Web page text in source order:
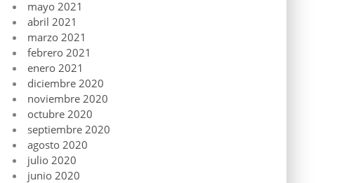
mayo 2021
abril 2021
marzo 2021
febrero 2021
enero 2021
diciembre 2020
noviembre 2020
octubre 2020
septiembre 2020
agosto 2020
julio 2020
junio 2020